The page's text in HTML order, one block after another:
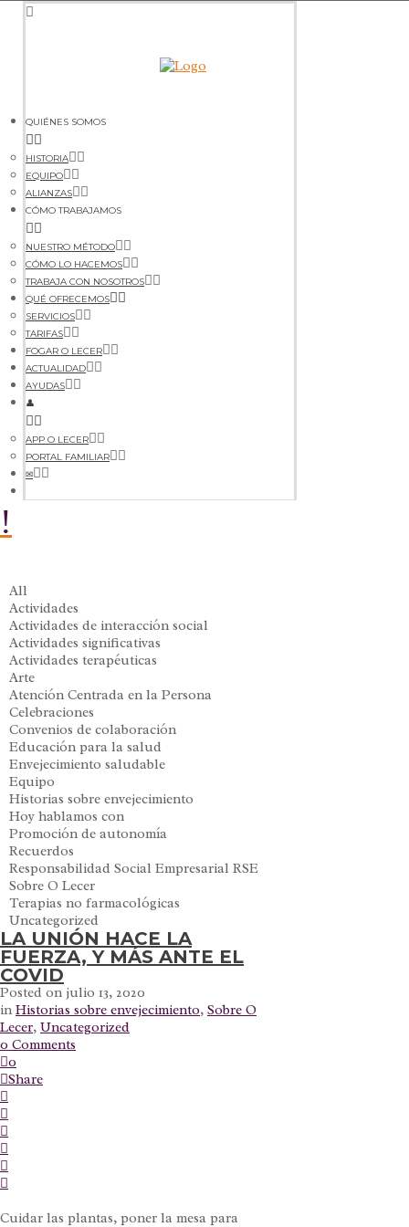
QUIÉNES SOMOS
HISTORIA
EQUIPO
ALIANZAS
CÓMO TRABAJAMOS
NUESTRO MÉTODO
CÓMO LO HACEMOS
TRABAJA CON NOSOTROS
QUÉ OFRECEMOS
SERVICIOS
TARIFAS
FOGAR O LECER
ACTUALIDAD
AYUDAS
👤
APP O LECER
PORTAL FAMILIAR
✉
All
Actividades
Actividades de interacción social
Actividades significativas
Actividades terapéuticas
Arte
Atención Centrada en la Persona
Celebraciones
Convenios de colaboración
Educación para la salud
Envejecimiento saludable
Equipo
Historias sobre envejecimiento
Hoy hablamos con
Promoción de autonomía
Recuerdos
Responsabilidad Social Empresarial RSE
Sobre O Lecer
Terapias no farmacológicas
Uncategorized
LA UNIÓN HACE LA
FUERZA, Y MÁS ANTE EL
COVID
Posted on julio 13, 2020
in Historias sobre envejecimiento, Sobre O
Lecer, Uncategorized
0 Comments
0
Share
Cuidar las plantas, poner la mesa para